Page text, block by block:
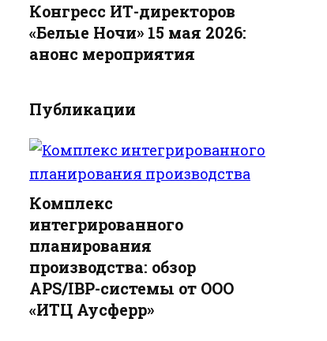
Конгресс ИТ-директоров
«Белые Ночи» 15 мая 2026:
анонс мероприятия
Публикации
Комплекс
интегрированного
планирования
производства: обзор
APS/IBP-системы от ООО
«ИТЦ Аусферр»